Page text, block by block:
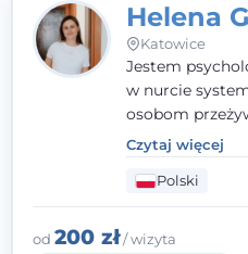
Helena
Katowice
Jestem
w nurcie
osobom
emocjonalne,
się w kryzysie.
autentyczna,
oraz
wysłuchany i
Czytaj więcej
Polski
od 200 zł/ wizyta